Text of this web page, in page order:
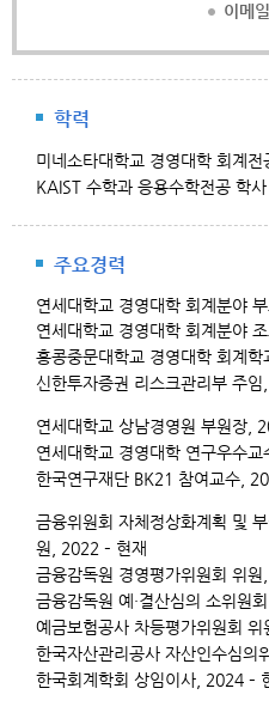
이메일
학력
미네소타대학교 경영대학 회계전
KAIST 수학과 응용수학전공 학사
주요경력
연세대학교 경영대학 회계분야 부
연세대학교 경영대학 회계분야
홍콩중문대학교 경영대학 회계학
신한투자증권 리스크관리부 주임
연세대학교 상남경영원 부원장,
연세대학교 경영대학 연구우수교
한국연구재단 BK21 참여교수,
금융위원회 자체정상화계획 및
원
2022 – 현재
금융감독원 경영평가위원회 위원
금융감독원 예·결산심의 소위원
예금보험공사 차등평가위원회 위
한국자산관리공사 자산인수심의
한국회계학회 상임이사 2024 –